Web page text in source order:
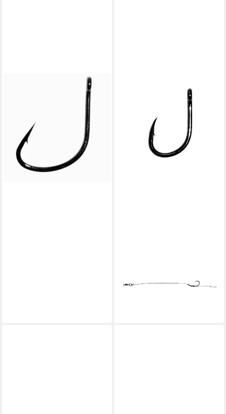
Karpfenhaken Gamakatsu G-
5,99 €
lieferbar - in 2-3 Werktagen bei dir
5,99 €